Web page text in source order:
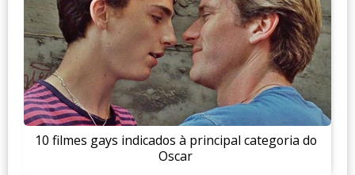
10 filmes gays indicados à principal categoria do
Oscar